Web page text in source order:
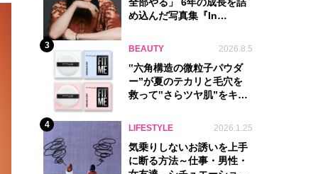
め込んだ写真集『In
3 BEAUTY 2026.8.5
‟六角構造の微粒子パウダ
ー”が夏のテカリと毛穴を
救って‟さらツヤ肌”をキー
4 LIFESTYLE 2026.1.25
気乗りしないお誘いを上手
に断る方法～仕事・男性・